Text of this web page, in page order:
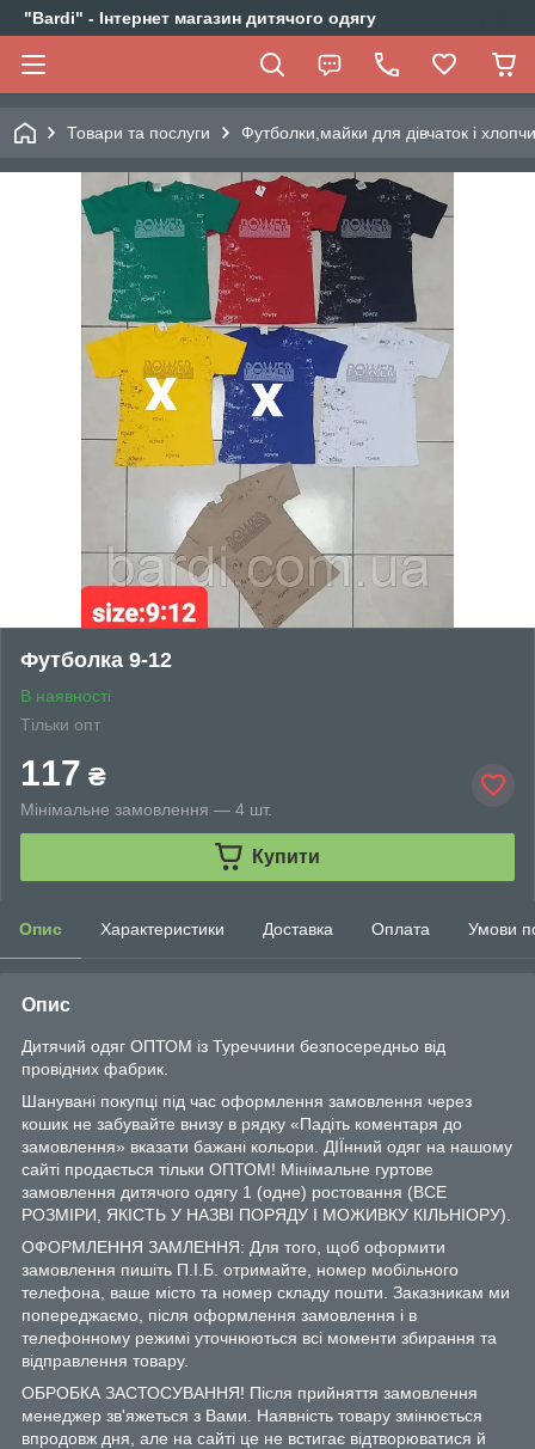
"Bardi" - Інтернет магазин дитячого одягу
Товари та послуги Футболки,майки для дівчаток і
Футболка 9-12
В наявності
Тільки опт
117 ₴
Мінімальне замовлення — 4 шт.
Купити
Опис Характеристики Доставка Оплата Умови
Опис
Дитячий одяг ОПТОМ із Туреччини безпосередньо від
провідних фабрик.
Шанувані покупці під час оформлення замовлення через
кошик не забувайте внизу в рядку «Падіть коментаря до
замовлення» вказати бажані кольори. ДІЇнний одяг на нашому
сайті продається тільки ОПТОМ! Мінімальне гуртове
замовлення дитячого одягу 1 (одне) ростовання (ВСЕ
РОЗМІРИ, ЯКІСТЬ У НАЗВІ ПОРЯДУ І МОЖИВКУ КІЛЬНІОРУ).
ОФОРМЛЕННЯ ЗАМЛЕННЯ: Для того, щоб оформити
замовлення пишіть П.І.Б. отримайте, номер мобільного
телефона, ваше місто та номер складу пошти. Заказникам ми
попереджаємо, після оформлення замовлення і в
телефонному режимі уточнюються всі моменти збирання та
відправлення товару.
ОБРОБКА ЗАСТОСУВАННЯ! Після прийняття замовлення
менеджер зв'яжеться з Вами. Наявність товару змінюється
впродовж дня, але на сайті це не встигає відтворюватися й